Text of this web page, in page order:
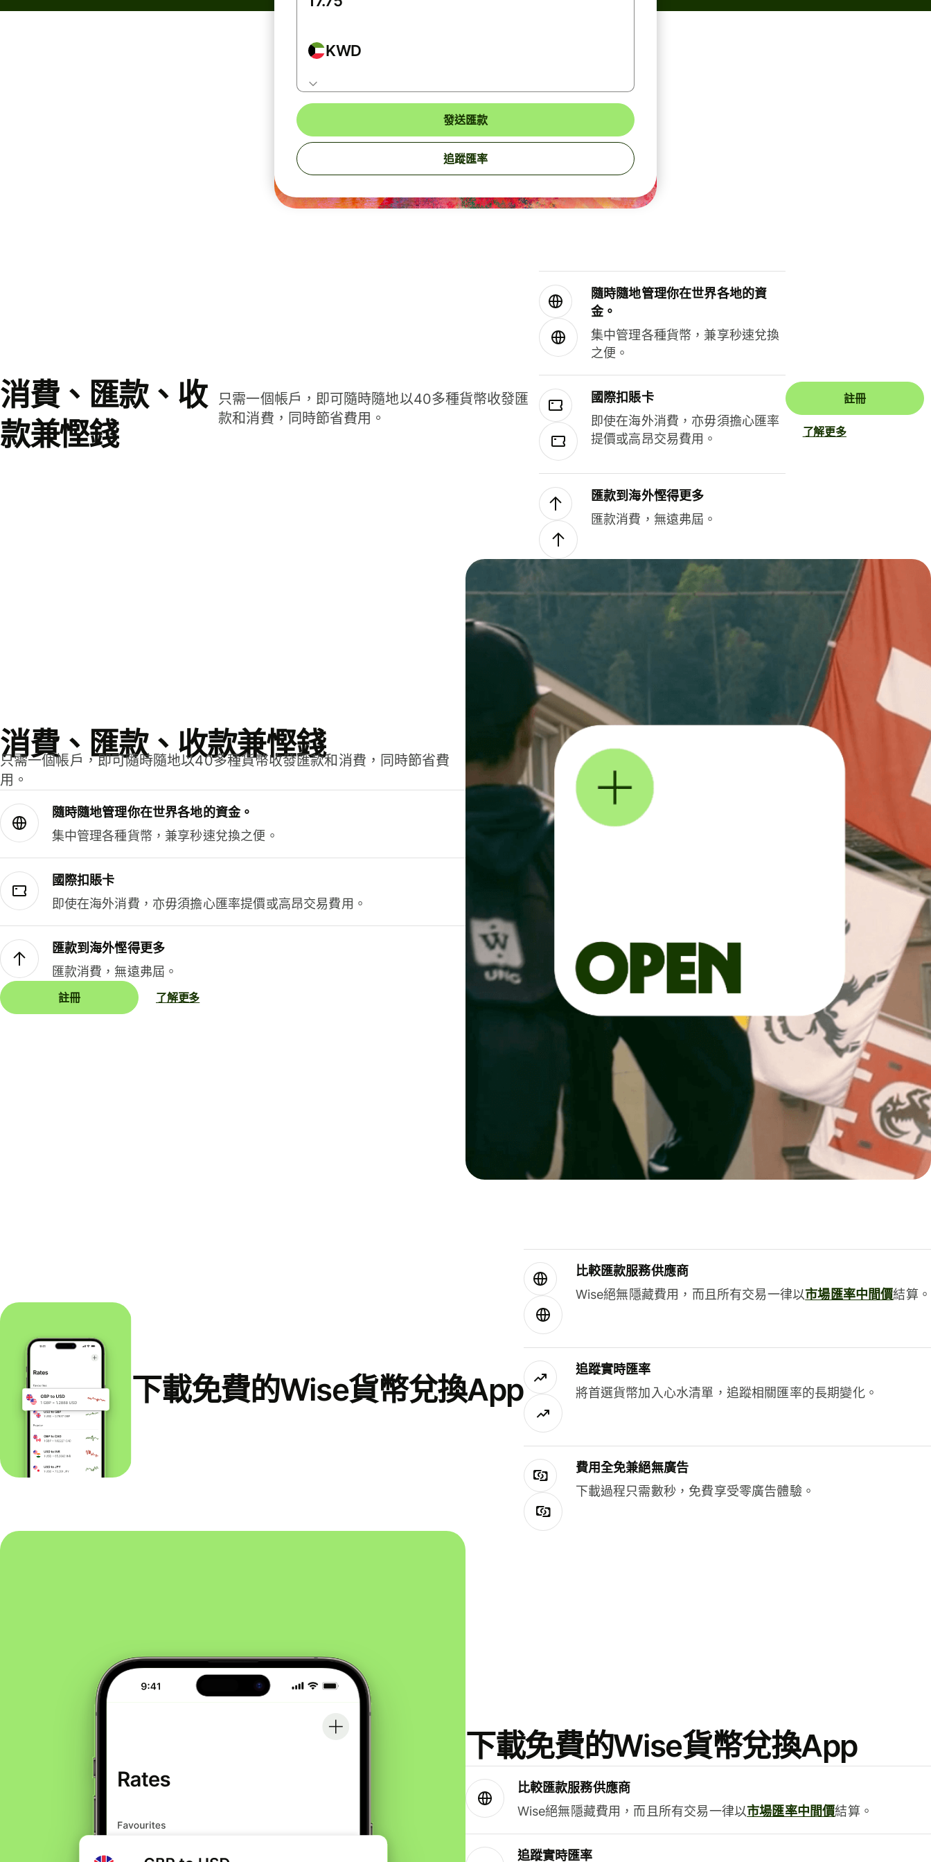
KWD
發送匯款
追蹤匯率
消費、匯款、收
款兼慳錢
只需一個帳戶，即可隨時隨地以40多種貨幣收發匯
款和消費，同時節省費用。
隨時隨地管理你在世界各地的資
金。
集中管理各種貨幣，兼享秒速兌換
之便。
國際扣賬卡
即使在海外消費，亦毋須擔心匯率
提價或高昂交易費用。
匯款到海外慳得更多
匯款消費，無遠弗屆。
註冊
了解更多
消費、匯款、收款兼慳錢
只需一個帳戶，即可隨時隨地以40多種貨幣收發匯款和消費，同時節省費
用。
隨時隨地管理你在世界各地的資金。
集中管理各種貨幣，兼享秒速兌換之便。
國際扣賬卡
即使在海外消費，亦毋須擔心匯率提價或高昂交易費用。
匯款到海外慳得更多
匯款消費，無遠弗屆。
註冊 了解更多
下載免費的Wise貨幣兌換App
比較匯款服務供應商
Wise絕無隱藏費用，而且所有交易一律以市場匯率中間價結算。
追蹤實時匯率
將首選貨幣加入心水清單，追蹤相關匯率的長期變化。
費用全免兼絕無廣告
下載過程只需數秒，免費享受零廣告體驗。
下載免費的Wise貨幣兌換App
比較匯款服務供應商
Wise絕無隱藏費用，而且所有交易一律以市場匯率中間價結算。
追蹤實時匯率